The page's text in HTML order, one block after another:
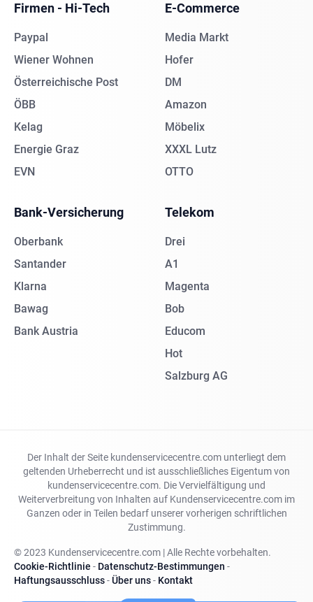
Firmen - Hi-Tech
Paypal
Wiener Wohnen
Österreichische Post
ÖBB
Kelag
Energie Graz
EVN
E-Commerce
Media Markt
Hofer
DM
Amazon
Möbelix
XXXL Lutz
OTTO
Bank-Versicherung
Oberbank
Santander
Klarna
Bawag
Bank Austria
Telekom
Drei
A1
Magenta
Bob
Educom
Hot
Salzburg AG
Der Inhalt der Seite kundenservicecentre.com unterliegt dem
geltenden Urheberrecht und ist ausschließliches Eigentum von
kundenservicecentre.com. Die Vervielfältigung und
Weiterverbreitung von Inhalten auf Kundenservicecentre.com im
Ganzen oder in Teilen bedarf unserer vorherigen schriftlichen
Zustimmung.
© 2023 Kundenservicecentre.com | Alle Rechte vorbehalten.
Cookie-Richtlinie - Datenschutz-Bestimmungen -
Haftungsausschluss-Über uns- Kontakt